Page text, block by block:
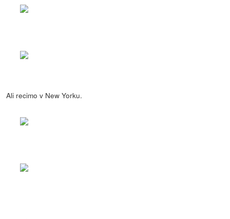
Ali recimo v New Yorku.